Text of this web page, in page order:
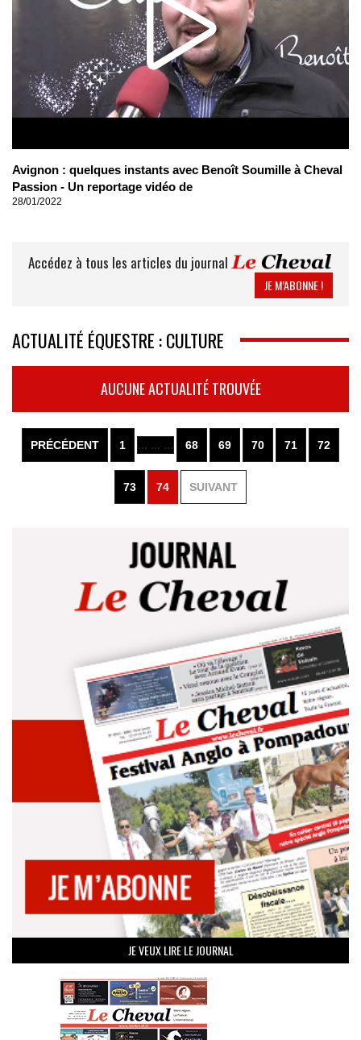
Avignon : quelques instants avec Benoît Soumille à Cheval
Passion - Un reportage vidéo de
28/01/2022
Accédez à tous les articles du journal
JE M’ABONNE !
ACTUALITÉ ÉQUESTRE : CULTURE
AUCUNE ACTUALITÉ TROUVÉE
PRÉCÉDENT 1 ... ... ... 68 69 70 71 72
73 74 SUIVANT
JE VEUX LIRE LE JOURNAL